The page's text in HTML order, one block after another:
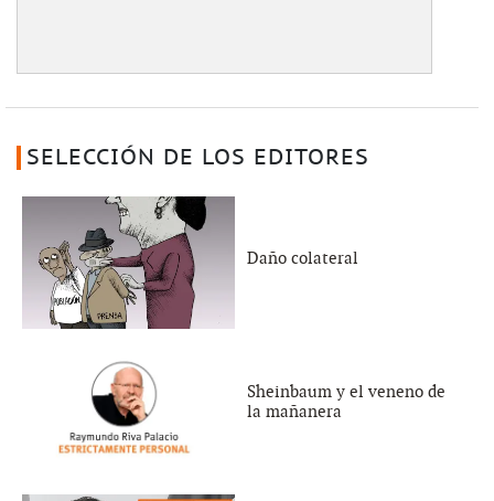
SELECCIÓN DE LOS EDITORES
Daño colateral
Sheinbaum y el veneno de
la mañanera